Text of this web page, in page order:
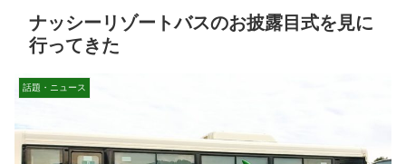
ナッシーリゾートバスのお披露目式を見に
行ってきた
話題・ニュース